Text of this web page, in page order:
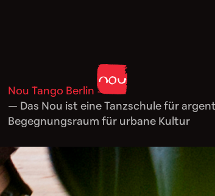
Nou Tango Berlin
— Das Nou ist eine Tanzschule für
Begegnungsraum für urbane Kultur